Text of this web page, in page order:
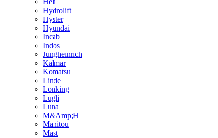
Hydrolift
Hyster
Hyundai
Incab
Indos
Jungheinrich
Kalmar
Komatsu
Linde
Lonking
Lugli
Luna
M&Amp;H
Manitou
Mast